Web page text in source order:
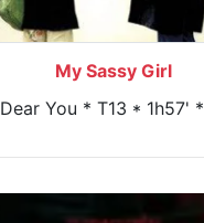
My Sassy Girl
Dear You * T13 * 1h57' *